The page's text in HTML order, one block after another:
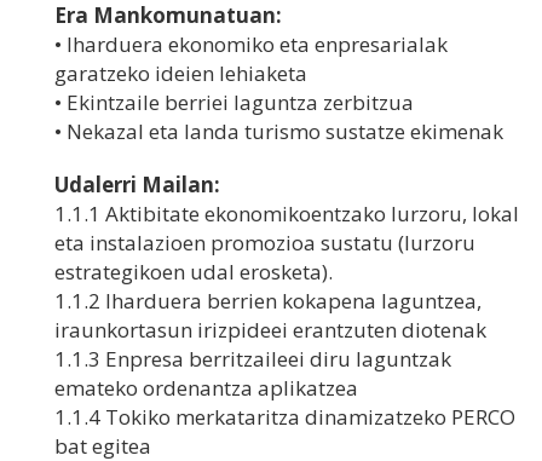
Era Mankomunatuan:
• Iharduera ekonomiko eta enpresarialak
garatzeko ideien lehiaketa
• Ekintzaile berriei laguntza zerbitzua
• Nekazal eta landa turismo sustatze ekimenak
Udalerri Mailan:
1.1.1 Aktibitate ekonomikoentzako lurzoru, lokal
eta instalazioen promozioa sustatu (lurzoru
estrategikoen udal erosketa).
1.1.2 Iharduera berrien kokapena laguntzea,
iraunkortasun irizpideei erantzuten diotenak
1.1.3 Enpresa berritzaileei diru laguntzak
emateko ordenantza aplikatzea
1.1.4 Tokiko merkataritza dinamizatzeko PERCO
bat egitea